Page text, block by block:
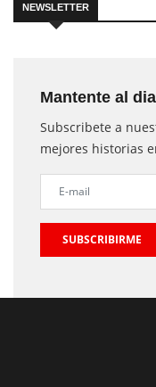
NEWSLETTER
Mantente al dia
Subscribete a
mejores historias
SUBSCRIBIRME